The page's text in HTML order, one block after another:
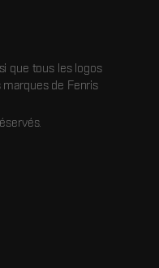
que tous les logos
de Fenris